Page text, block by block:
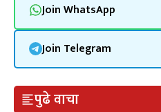
Join WhatsApp
Join Telegram
पुढे वाचा